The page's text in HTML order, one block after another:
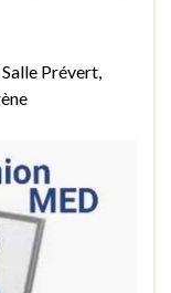
Prévert,